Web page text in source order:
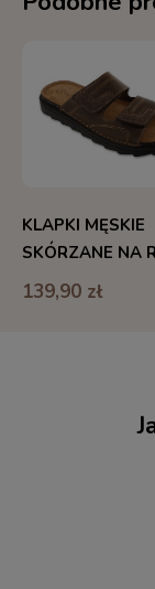
KLAPKI MĘSKIE
SKÓRZANE NA
BEFADO
139,90 zł